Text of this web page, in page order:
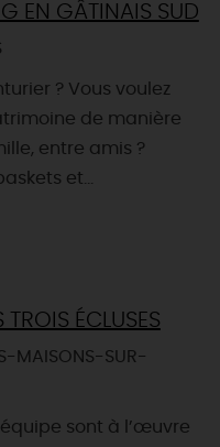
EN GÂTINAIS SUD
? Vous voulez
de manière
entre amis ?
et...
TROIS ÉCLUSES
MAISONS-SUR-
sont à l’œuvre